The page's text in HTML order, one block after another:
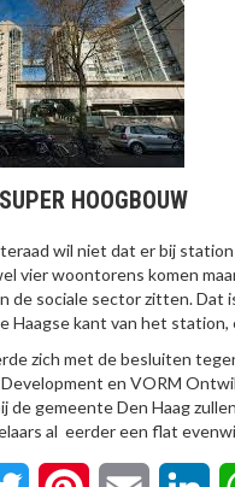
HOOGBOUW
wil niet dat er bij
vier woontorens komen
de sociale sector zitten. Dat
Haagse kant van het
zich met de besluiten
en VORM
de gemeente Den Haag
al eerder een flat